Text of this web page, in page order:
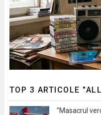
TOP 3 ARTICOLE
"Masacrul